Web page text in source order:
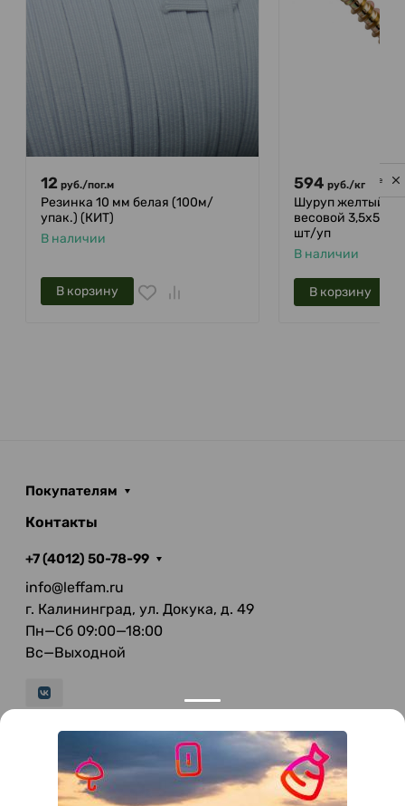
12 руб./пог.м
Резинка 10 мм белая (100м/
упак.) (КИТ)
В наличии
В корзину
594 руб./кг
Шуруп желтый по
весовой 3,5х50
шт/уп
В наличии
В корзину
Покупателям
Контакты
+7 (4012) 50-78-99
info@leffam.ru
г. Калининград, ул. Докука, д. 49
Пн—Сб 09:00—18:00
Вс—Выходной
© 2026 LeFFAM — материалы для качественной
мягкой мебели
Получение и обработка персональных данных происходит в
Privacy notice